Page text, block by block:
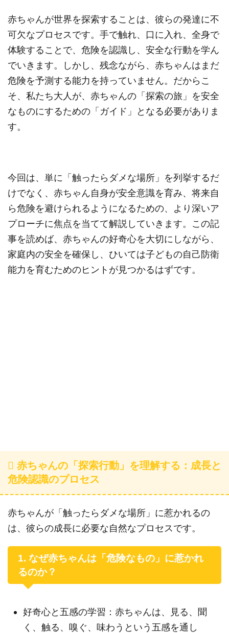
赤ちゃんが世界を探索することは、彼らの発達に不
可欠なプロセスです。手で触れ、口に入れ、全身で
体験することで、危険を認識し、安全な行動を学ん
でいきます。しかし、残念ながら、赤ちゃんはまだ
危険を予測する能力を持っていません。だからこ
そ、私たち大人が、赤ちゃんの「探索の旅」を安全
なものにするための「ガイド」となる必要がありま
す。
今回は、単に「触ったらダメな場所」を列挙するだ
けでなく、赤ちゃん自身が安全意識を育み、将来自
ら危険を避けられるようになるための、より深いア
プローチに焦点を当てて解説していきます。この記
事を読めば、赤ちゃんの好奇心を大切にしながら、
家庭内の安全を確保し、ひいては子どもの自己防衛
能力を育むためのヒントが見つかるはずです。
赤ちゃんの「探索行動」を理解する：成長と
危険認識のプロセス
赤ちゃんが「触ったらダメな場所」に惹かれるの
は、彼らの成長に必要な自然なプロセスです。
1. なぜ赤ちゃんは「危険なもの」に惹かれ
るのか？
好奇心と五感の学習：赤ちゃんは、見る、聞
く、触る、嗅ぐ、味わうという五感を通し